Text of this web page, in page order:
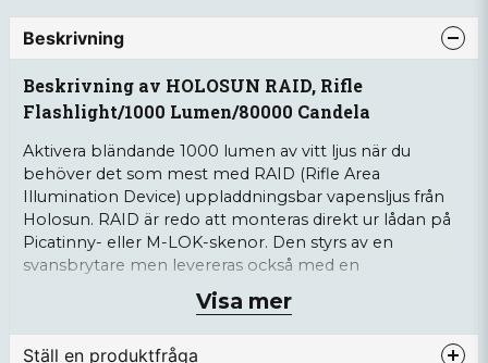
Beskrivning
Beskrivning av HOLOSUN RAID, Rifle
Flashlight/1000 Lumen/80000 Candela
Aktivera bländande 1000 lumen av vitt ljus när du
behöver det som mest med RAID (Rifle Area
Illumination Device) uppladdningsbar vapensljus från
Holosun. RAID är redo att monteras direkt ur lådan på
Picatinny- eller M-LOK-skenor. Den styrs av en
svansbrytare men levereras också med en
fjärrtrycksbrytare så att du kan hålla händerna i
skjutposition. Ljuset drivs av ett uppladdningsbart
18650-batteri, är tillverkat av 7075-aluminium och är
IP68-klassat för vattentäthet.
Visa mer
Ställ en produktfråga